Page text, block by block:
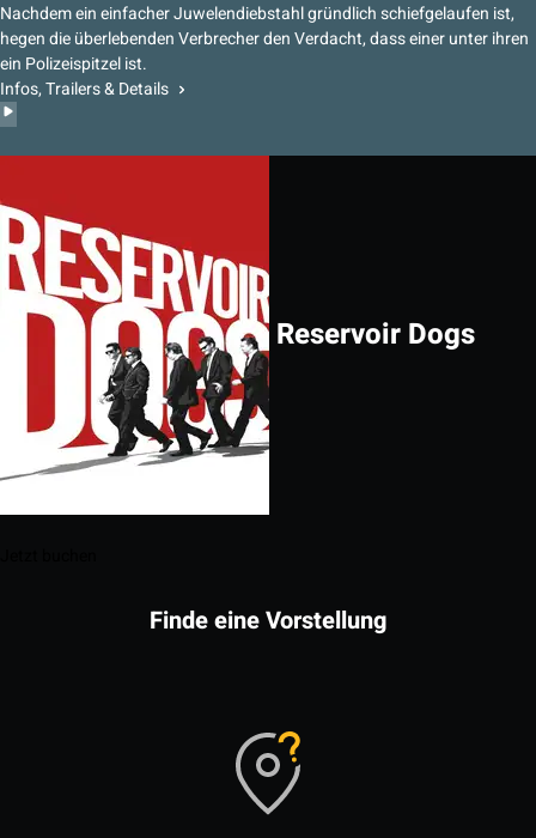
Nachdem ein einfacher Juwelendiebstahl gründlich schiefgelaufen ist,
hegen die überlebenden Verbrecher den Verdacht, dass einer unter ihren
ein Polizeispitzel ist.
Infos, Trailers & Details
Reservoir Dogs
Finde eine Vorstellung